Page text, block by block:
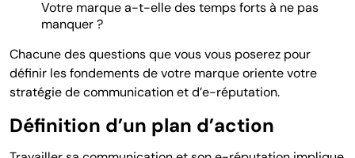
Votre marque a-t-elle des temps forts à ne pas
manquer ?
Chacune des questions que vous vous poserez pour
définir les fondements de votre marque oriente votre
stratégie de communication et d’e-réputation.
Définition d’un plan d’action